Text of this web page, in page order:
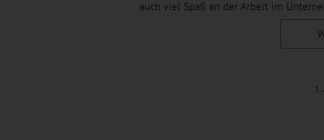
auch viel Spaß an der Arbeit im
1.